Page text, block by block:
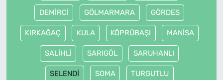
DEMİRCİ GÖLMARMARA GÖRDES
KIRKAĞAÇ KULA KÖPRÜBAŞI MANİSA
SALİHLİ SARIGÖL SARUHANLI
SELENDİ SOMA TURGUTLU